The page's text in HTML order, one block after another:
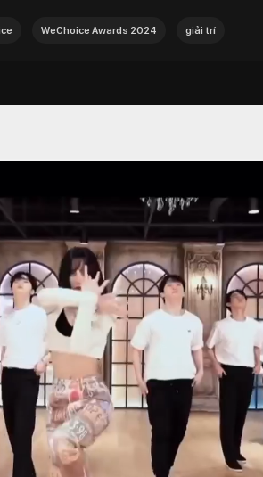
WeChoice Awards 2024 giải trí